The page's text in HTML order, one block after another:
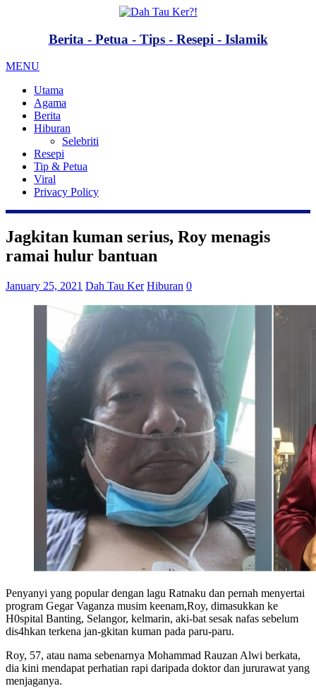
Berita - Petua - Tips - Resepi - Islamik
MENU
Utama
Agama
Berita
Hiburan
Selebriti
Resepi
Tip & Petua
Viral
Privacy Policy
Jagkitan kuman serius, Roy menagis
ramai hulur bantuan
January 25, 2021 Dah Tau Ker Hiburan 0
Penyanyi yang popular dengan lagu Ratnaku dan pernah menyertai
program Gegar Vaganza musim keenam,Roy, dimasukkan ke
H0spital Banting, Selangor, kelmarin, aki-bat sesak nafas sebelum
dis4hkan terkena jan-gkitan kuman pada paru-paru.
Roy, 57, atau nama sebenarnya Mohammad Rauzan Alwi berkata,
dia kini mendapat perhatian rapi daripada doktor dan jururawat yang
menjaganya.